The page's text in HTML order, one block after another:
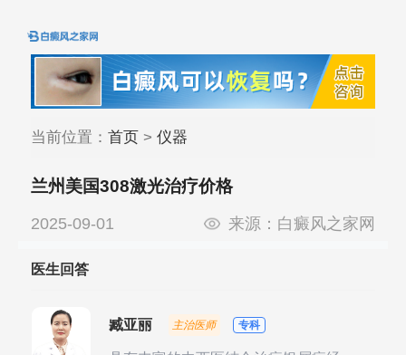
当前位置： 首页> 仪器
兰州美国308激光治疗价格
2025-09-01 来源： 白癜风之家网
医生回答
臧亚丽 主治医师 专科